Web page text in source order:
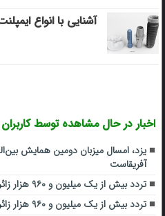
آشنایی با انواع
اخبار در حال مشاهده توسط کاربران
یزد، امسال میزبان دومین همایش
آفریقاست
تردد بیش از یک میلیون و ۹۶۰ هزار زائر از مرزهای خوزستان
تردد بیش از یک میلیون و ۹۶۰ هزار زائر از مرزهای خوزستان